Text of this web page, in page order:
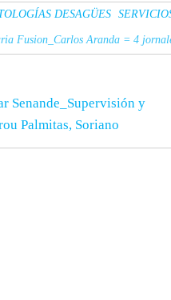
DESAGÜES
Fusion_Carlos Aranda = 4
Senande_Supervisión y
Palmitas, Soriano